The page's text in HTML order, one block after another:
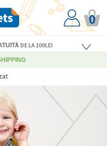
0
DE LA 109LEI